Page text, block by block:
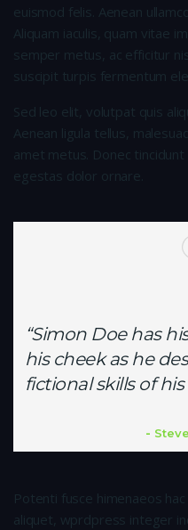
euismod felis. Aenean
Aliquam iaculis, quam vitae
semper metus, ac efficitur
suscipit turpis fermentum
Sed leo elit, volutpat quis
Aenean ligula tellus,
amet metus. Donec
egestas dolor ornare.
“Simon Doe has
his cheek as he
fictional skills of
Potenti fusce himenaeos
aliquet, wprdpress integer